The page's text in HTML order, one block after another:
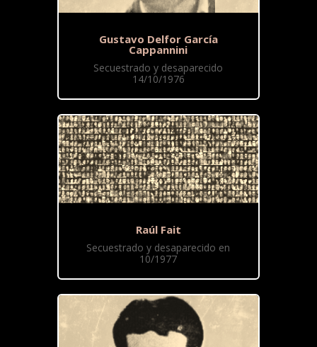
Gustavo Delfor García
Cappannini
Secuestrado y desaparecido
14/10/1976
Raúl Fait
Secuestrado y desaparecido en
10/1977